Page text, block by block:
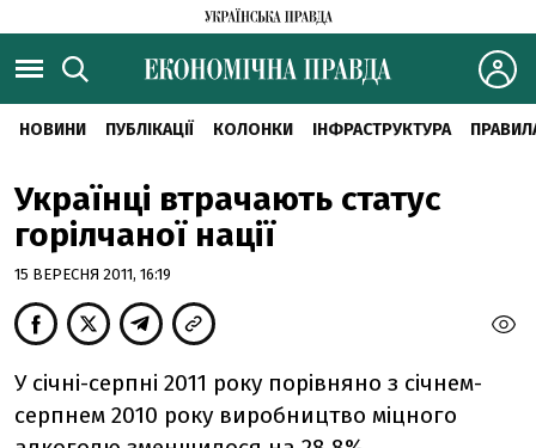
НОВИНИ ПУБЛІКАЦІЇ КОЛОНКИ ІНФРАСТРУКТУРА
Українці втрачають статус
горілчаної нації
15 ВЕРЕСНЯ 2011, 16:19
У січні-серпні 2011 року порівняно з січнем-
серпнем 2010 року виробництво міцного